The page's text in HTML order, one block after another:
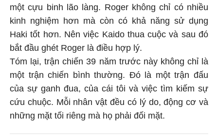
một cựu binh lão làng. Roger không chỉ có nhiều
kinh nghiệm hơn mà còn có khả năng sử dụng
Haki tốt hơn. Nên việc Kaido thua cuộc và sau đó
bắt đầu ghét Roger là điều hợp lý.
Tóm lại, trận chiến 39 năm trước này không chỉ là
một trận chiến bình thường. Đó là một trận đấu
của sự ganh đua, của cái tôi và việc tìm kiếm sự
cứu chuộc. Mỗi nhân vật đều có lý do, động cơ và
những mặt tối riêng mà họ phải đối mặt.